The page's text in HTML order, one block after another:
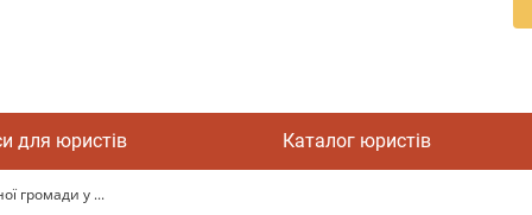
для юристів Каталог юристів
громади у ...